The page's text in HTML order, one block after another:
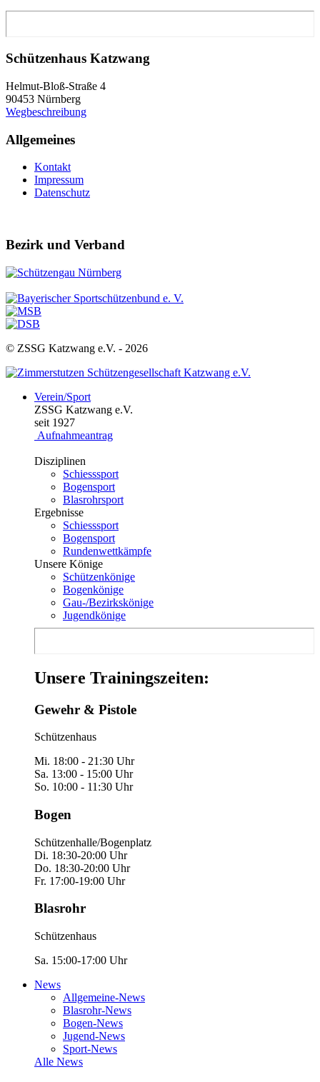
Schützenhaus Katzwang
Helmut-Bloß-Straße 4
90453 Nürnberg
Wegbeschreibung
Allgemeines
Kontakt
Impressum
Datenschutz
Bezirk und Verband
© ZSSG Katzwang e.V. - 2026
Verein/Sport
ZSSG Katzwang e.V.
seit 1927
Aufnahmeantrag
Disziplinen
Schiesssport
Bogensport
Blasrohrsport
Ergebnisse
Schiesssport
Bogensport
Rundenwettkämpfe
Unsere Könige
Schützenkönige
Bogenkönige
Gau-/Bezirkskönige
Jugendkönige
Unsere Trainingszeiten:
Gewehr & Pistole
Schützenhaus
Mi. 18:00 - 21:30 Uhr
Sa. 13:00 - 15:00 Uhr
So. 10:00 - 11:30 Uhr
Bogen
Schützenhalle/Bogenplatz
Di. 18:30-20:00 Uhr
Do. 18:30-20:00 Uhr
Fr. 17:00-19:00 Uhr
Blasrohr
Schützenhaus
Sa. 15:00-17:00 Uhr
News
Allgemeine-News
Blasrohr-News
Bogen-News
Jugend-News
Sport-News
Alle News